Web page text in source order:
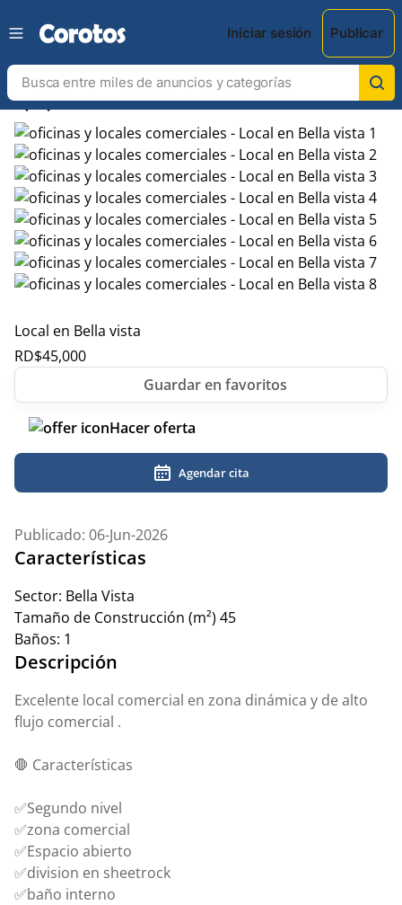
Iniciar sesión Publicar
chevron_leftchevron_right
Local en Bella vista
RD$45,000
Hacer oferta
Agendar cita
Publicado: 06-Jun-2026
Características
Sector: Bella Vista
Tamaño de Construcción (m²) 45
Baños: 1
Descripción
Excelente local comercial en zona dinámica y de alto
flujo comercial .
🛑 Características
✅Segundo nivel
✅zona comercial
✅Espacio abierto
✅division en sheetrock
✅baño interno